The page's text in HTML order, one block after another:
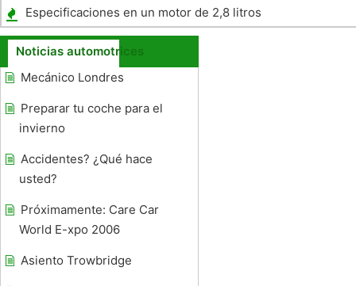
un vehículo
Especificaciones en un motor de 2,8 litros
Noticias automotrices
Mecánico Londres
Preparar tu coche para el
invierno
Accidentes? ¿Qué hace
usted?
Próximamente: Care Car
World E-xpo 2006
Asiento Trowbridge